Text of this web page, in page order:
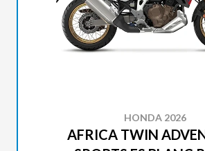
HONDA 2026
AFRICA TWIN